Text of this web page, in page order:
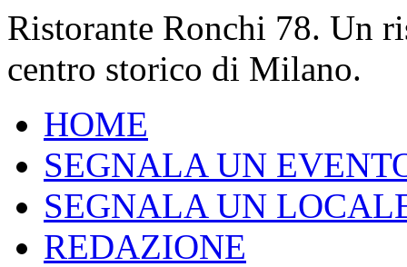
Ristorante Ronchi 78. Un
centro storico di Milano.
HOME
SEGNALA UN
SEGNALA UN
REDAZIONE